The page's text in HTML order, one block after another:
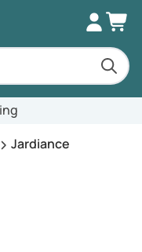
Jardiance